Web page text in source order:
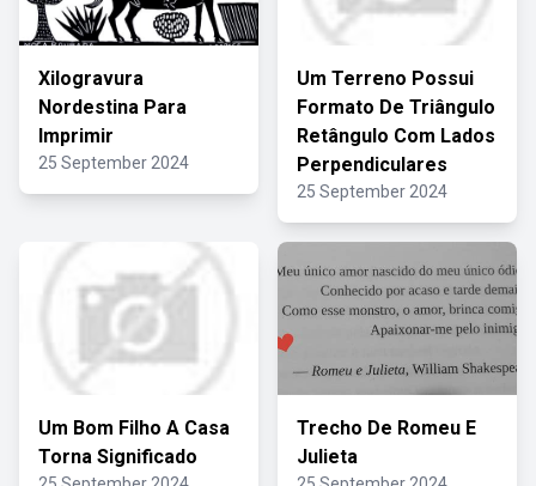
Xilogravura
Nordestina Para
Imprimir
25 September 2024
Um Terreno Possui
Formato De Triângulo
Retângulo Com Lados
Perpendiculares
25 September 2024
Um Bom Filho A Casa
Torna Significado
Trecho De Romeu E
Julieta